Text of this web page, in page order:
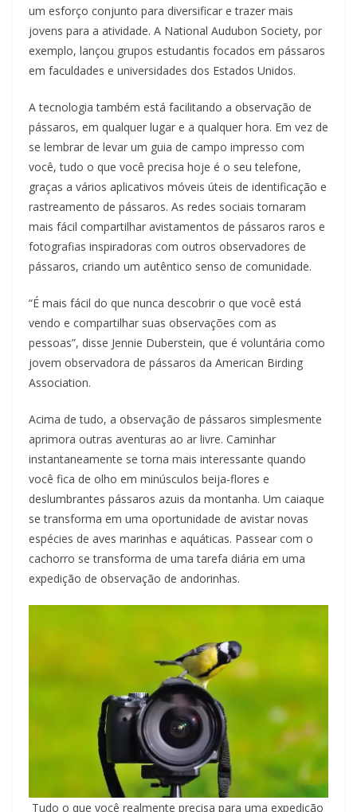
um esforço conjunto para diversificar e trazer mais
jovens para a atividade. A National Audubon Society, por
exemplo, lançou grupos estudantis focados em pássaros
em faculdades e universidades dos Estados Unidos.
A tecnologia também está facilitando a observação de
pássaros, em qualquer lugar e a qualquer hora. Em vez de
se lembrar de levar um guia de campo impresso com
você, tudo o que você precisa hoje é o seu telefone,
graças a vários aplicativos móveis úteis de identificação e
rastreamento de pássaros. As redes sociais tornaram
mais fácil compartilhar avistamentos de pássaros raros e
fotografias inspiradoras com outros observadores de
pássaros, criando um autêntico senso de comunidade.
“É mais fácil do que nunca descobrir o que você está
vendo e compartilhar suas observações com as
pessoas”, disse Jennie Duberstein, que é voluntária como
jovem observadora de pássaros da American Birding
Association.
Acima de tudo, a observação de pássaros simplesmente
aprimora outras aventuras ao ar livre. Caminhar
instantaneamente se torna mais interessante quando
você fica de olho em minúsculos beija-flores e
deslumbrantes pássaros azuis da montanha. Um caiaque
se transforma em uma oportunidade de avistar novas
espécies de aves marinhas e aquáticas. Passear com o
cachorro se transforma de uma tarefa diária em uma
expedição de observação de andorinhas.
Tudo o que você realmente precisa para uma expedição